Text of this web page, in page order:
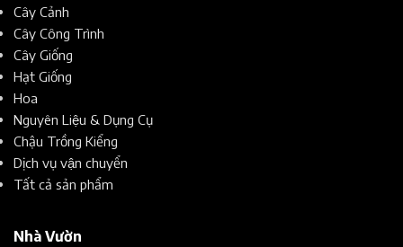
Cây Cảnh
Cây Công Trình
Cây Giống
Hạt Giống
Hoa
Nguyên Liệu & Dụng Cụ
Chậu Trồng Kiểng
Dịch vụ vận chuyển
Tất cả sản phẩm
Nhà Vườn